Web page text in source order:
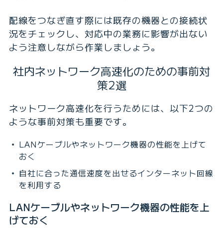
配線をつなぎ直す際には既存の機器との接続状
況をチェックし、対応中の業務に影響が出ない
よう注意しながら作業しましょう。
社内ネットワーク高速化のための事前対
策2選
ネットワーク高速化を行うためには、以下2つの
ような事前対策も重要です。
LANケーブルやネットワーク機器の性能を上げて
おく
自社に合った通信速度を出せるインターネット回線
を利用する
LANケーブルやネットワーク機器の性能を上
げておく